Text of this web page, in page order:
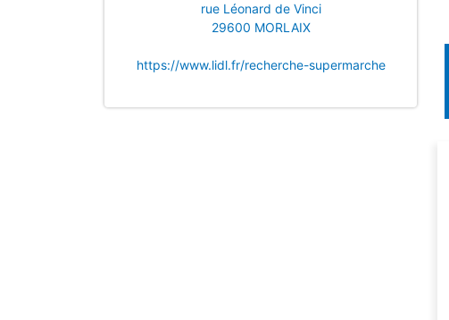
rue Léonard de Vinci
29600 MORLAIX
https://www.lidl.fr/recherche-supermarche